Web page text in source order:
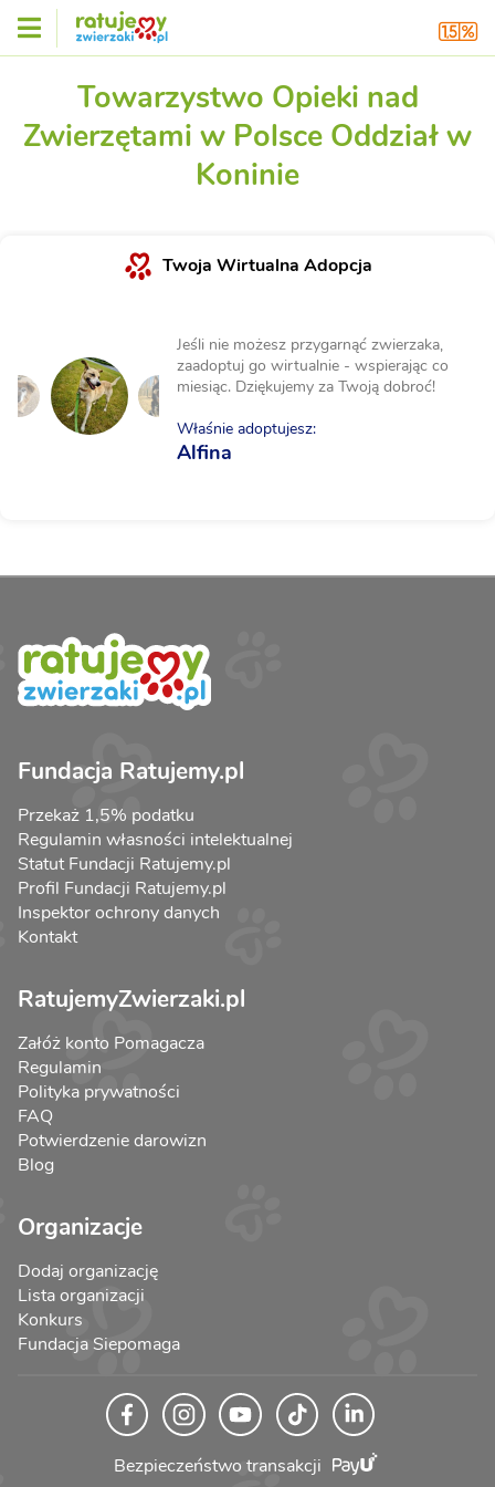
Towarzystwo Opieki nad
Zwierzętami w Polsce Oddział w
Koninie
Twoja Wirtualna Adopcja
Jeśli nie możesz przygarnąć zwierzaka,
zaadoptuj go wirtualnie - wspierając co
miesiąc. Dziękujemy za Twoją dobroć!
Właśnie adoptujesz:
Alfina
Fundacja Ratujemy.pl
Przekaż 1,5% podatku
Regulamin własności intelektualnej
Statut Fundacji Ratujemy.pl
Profil Fundacji Ratujemy.pl
Inspektor ochrony danych
Kontakt
RatujemyZwierzaki.pl
Załóż konto Pomagacza
Regulamin
Polityka prywatności
FAQ
Potwierdzenie darowizn
Blog
Organizacje
Dodaj organizację
Lista organizacji
Konkurs
Fundacja Siepomaga
Bezpieczeństwo transakcji